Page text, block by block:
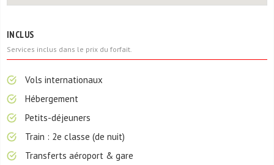
INCLUS
Services inclus dans le prix du forfait.
Vols internationaux
Hébergement
Petits-déjeuners
Train : 2e classe (de nuit)
Transferts aéroport & gare